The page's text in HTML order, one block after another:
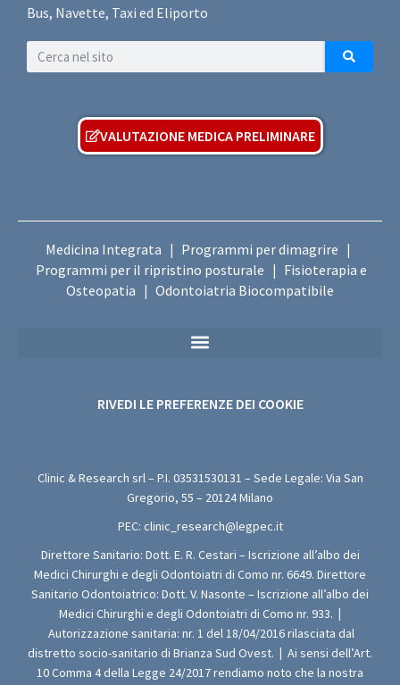
Bus, Navette, Taxi ed Eliporto
VALUTAZIONE MEDICA PRELIMINARE
Medicina Integrata | Programmi per dimagrire |
Programmi per il ripristino posturale | Fisioterapia e
Osteopatia | Odontoiatria Biocompatibile
RIVEDI LE PREFERENZE DEI COOKIE
Clinic & Research srl – P.I. 03531530131 – Sede Legale: Via San
Gregorio, 55 – 20124 Milano
PEC: clinic_research@legpec.it
Direttore Sanitario: Dott. E. R. Cestari – Iscrizione all’albo dei
Medici Chirurghi e degli Odontoiatri di Como nr. 6649. Direttore
Sanitario Odontoiatrico: Dott. V. Nasonte – Iscrizione all’albo dei
Medici Chirurghi e degli Odontoiatri di Como nr. 933. |
Autorizzazione sanitaria: nr. 1 del 18/04/2016 rilasciata dal
distretto socio-sanitario di Brianza Sud Ovest. | Ai sensi dell’Art.
10 Comma 4 della Legge 24/2017 rendiamo noto che la nostra